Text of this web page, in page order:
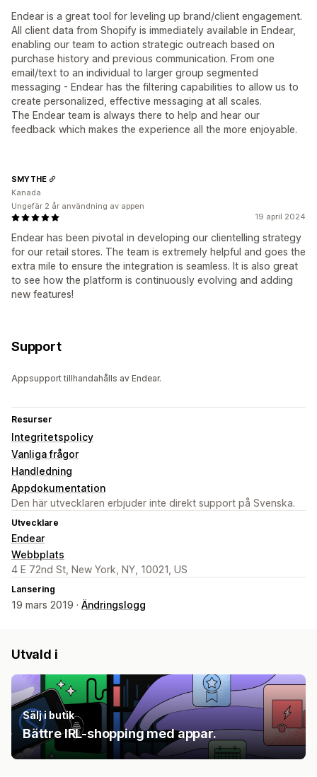
Endear is a great tool for leveling up brand/client engagement.
All client data from Shopify is immediately available in Endear,
enabling our team to action strategic outreach based on
purchase history and previous communication. From one
email/text to an individual to larger group segmented
messaging - Endear has the filtering capabilities to allow us to
create personalized, effective messaging at all scales.
The Endear team is always there to help and hear our
feedback which makes the experience all the more enjoyable.
19 april 2024
Endear has been pivotal in developing our clientelling strategy
for our retail stores. The team is extremely helpful and goes the
extra mile to ensure the integration is seamless. It is also great
to see how the platform is continuously evolving and adding
new features!
SMYTHE
Kanada
Ungefär 2 år användning av appen
Support
Appsupport tillhandahålls av Endear.
Resurser
Integritetspolicy
Vanliga frågor
Handledning
Appdokumentation
Den här utvecklaren erbjuder inte direkt support på Svenska.
Utvecklare
Endear
Webbplats
4 E 72nd St, New York, NY, 10021, US
Lansering
19 mars 2019 · Ändringslogg
Utvald i
Sälj i butik
Bättre IRL-shopping med appar.